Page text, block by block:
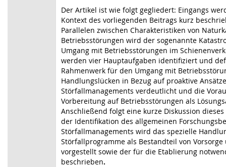
Der Artikel ist wie folgt gegliedert: Eingangs
Kontext des vorliegenden Beitrags kurz
Parallelen zwischen Charakteristiken von
Betriebsstörungen wird der sogenannte
Umgang mit Betriebsstörungen im
werden vier Hauptaufgaben identifiziert und
Rahmenwerk für den Umgang mit
Handlungslücken in Bezug auf proaktive
Störfallmanagements verdeutlicht und die
Vorbereitung auf Betriebsstörungen als
Anschließend folgt eine kurze Diskussion dieses
der Identifikation des allgemeinen
Störfallmanagements wird das spezielle
Störfallprogramme als Bestandteil von
vorgestellt sowie der für die Etablierung
beschrieben.